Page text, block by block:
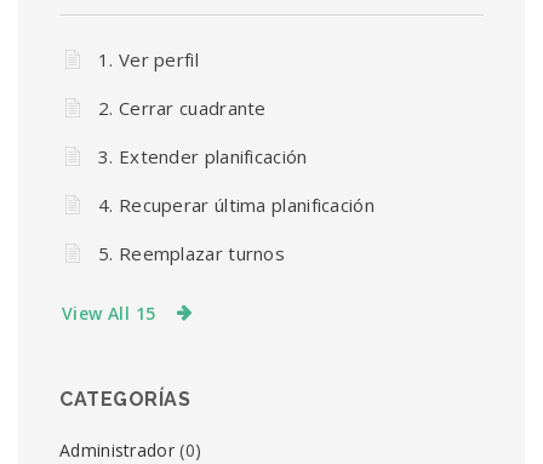
1. Ver perfil
2. Cerrar cuadrante
3. Extender planificación
4. Recuperar última planificación
5. Reemplazar turnos
View All 15
CATEGORÍAS
Administrador(0)